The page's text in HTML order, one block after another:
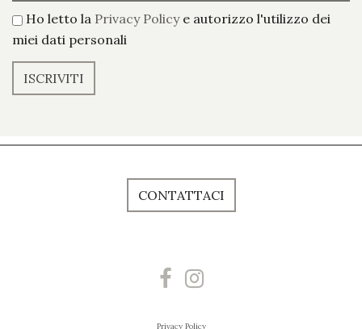
Ho letto la Privacy Policye autorizzo l'utilizzo dei
miei dati personali
ISCRIVITI
CONTATTACI
Privacy Policy